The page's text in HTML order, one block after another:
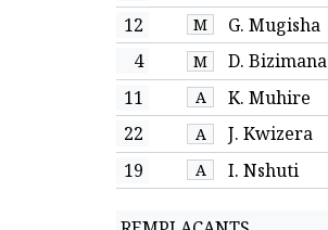
12
M
G. Mugisha
4
M
D. Bizimana
11
A
K. Muhire
22
A J. Kwizera
19 A I. Nshuti